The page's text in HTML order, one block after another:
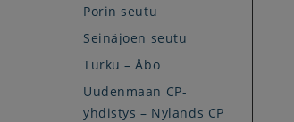
Porin seutu
Seinäjoen seutu
Turku – Åbo
Uudenmaan CP-
yhdistys – Nylands CP